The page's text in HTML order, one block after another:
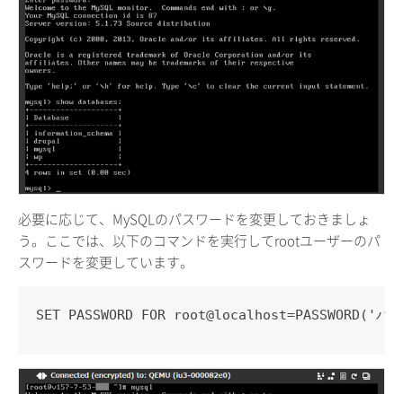
必要に応じて、MySQLのパスワードを変更しておきましょ
う。ここでは、以下のコマンドを実行してrootユーザーのパ
スワードを変更しています。
SET PASSWORD FOR root@localhost=PASSWORD('